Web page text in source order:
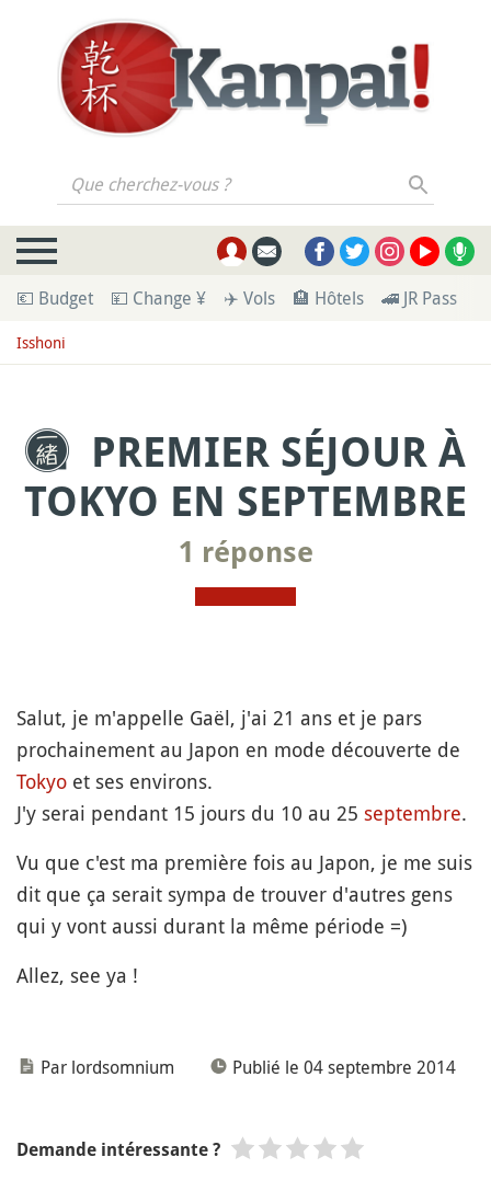
Que cherchez-vous ?
💶 Budget 💴 Change ¥ ✈️ Vols 🏨 Hôtels 🚄 JR Pass
Isshoni
PREMIER SÉJOUR À
TOKYO EN SEPTEMBRE
1 réponse
Salut, je m'appelle Gaël, j'ai 21 ans et je pars
prochainement au Japon en mode découverte de
Tokyo et ses environs.
J'y serai pendant 15 jours du 10 au 25 septembre.
Vu que c'est ma première fois au Japon, je me suis
dit que ça serait sympa de trouver d'autres gens
qui y vont aussi durant la même période =)
Allez, see ya !
Par lordsomnium Publié le 04 septembre 2014
Demande intéressante ?